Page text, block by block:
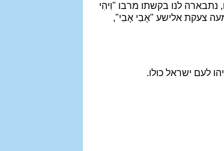
נתבארה לנו בקשתו מרבו "וִיהִי
צעקת אלישע "אָבִי אָבִי",
לעם ישראל כולו.